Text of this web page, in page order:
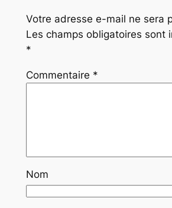
Votre adresse e-mail ne sera
Les champs obligatoires sont
*
Commentaire *
Nom